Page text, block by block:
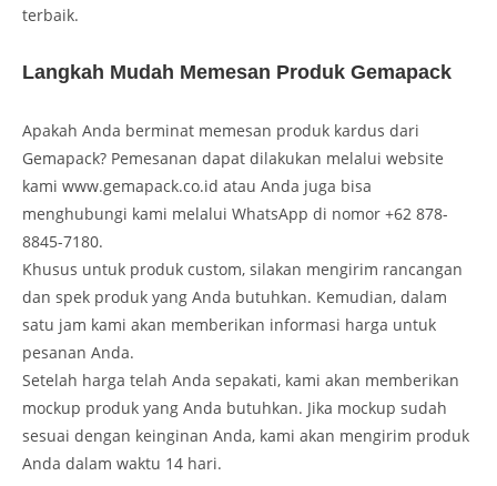
terbaik.
Langkah Mudah Memesan Produk Gemapack
Apakah Anda berminat memesan produk kardus dari
Gemapack? Pemesanan dapat dilakukan melalui website
kami www.gemapack.co.id atau Anda juga bisa
menghubungi kami melalui WhatsApp di nomor +62 878-
8845-7180.
Khusus untuk produk custom, silakan mengirim rancangan
dan spek produk yang Anda butuhkan. Kemudian, dalam
satu jam kami akan memberikan informasi harga untuk
pesanan Anda.
Setelah harga telah Anda sepakati, kami akan memberikan
mockup produk yang Anda butuhkan. Jika mockup sudah
sesuai dengan keinginan Anda, kami akan mengirim produk
Anda dalam waktu 14 hari.